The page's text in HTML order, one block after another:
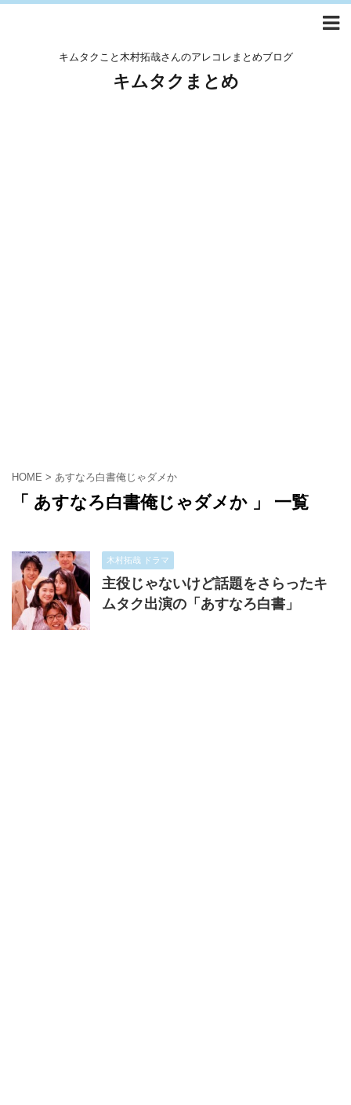
キムタクこと木村拓哉さんのアレコレまとめブログ
キムタクまとめ
HOME > あすなろ白書俺じゃダメか
「 あすなろ白書俺じゃダメか 」 一覧
木村拓哉 ドラマ
主役じゃないけど話題をさらったキ
ムタク出演の「あすなろ白書」